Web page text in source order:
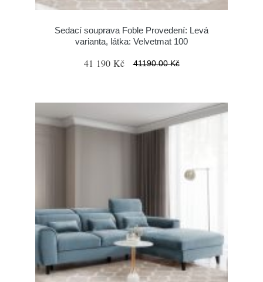
Sedací souprava Foble Provedení: Levá
varianta, látka: Velvetmat 100
41 190 Kč 41190.00 Kč